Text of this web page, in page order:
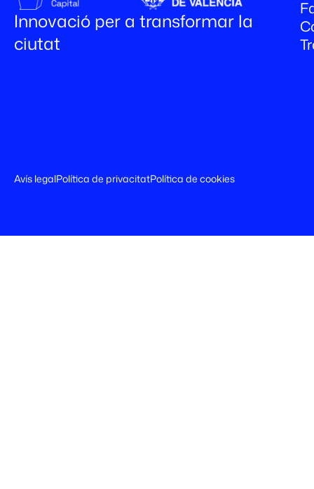
Innovació per a transformar la
ciutat
Avís legalPolítica de privacitatPolítica de cookies